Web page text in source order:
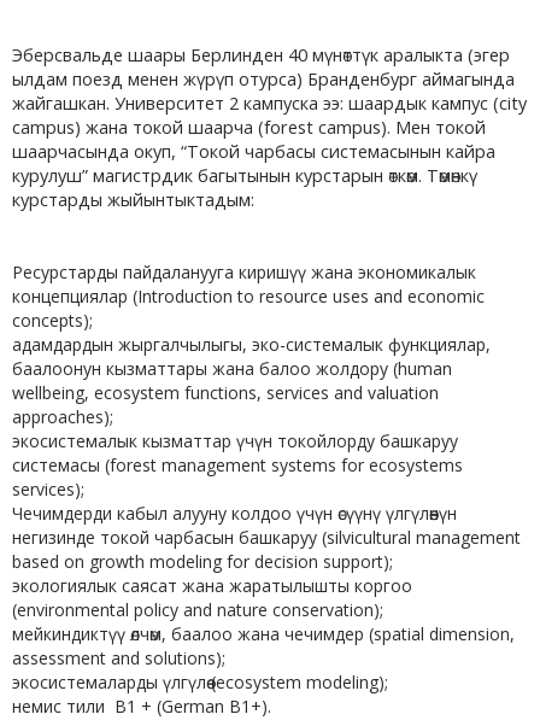
Эберсвальде шаары Берлинден 40 мүнөттүк аралыкта (эгер
ылдам поезд менен жүрүп отурса) Бранденбург аймагында
жайгашкан. Университет 2 кампуска ээ: шаардык кампус (city
campus) жана токой шаарча (forest campus). Мен токой
шаарчасында окуп, “Токой чарбасы системасынын кайра
курулуш” магистрдик багытынын курстарын өткөм. Төмөнкү
курстарды жыйынтыктадым:
Ресурстарды пайдаланууга киришүү жана экономикалык
концепциялар (Introduction to resource uses and economic
concepts);
адамдардын жыргалчылыгы, эко-системалык функциялар,
баалоонун кызматтары жана балоо жолдору (human
wellbeing, ecosystem functions, services and valuation
approaches);
экосистемалык кызматтар үчүн токойлорду башкаруу
системасы (forest management systems for ecosystems
services);
Чечимдерди кабыл алууну колдоо үчүн өсүүнү үлгүлөөнүн
негизинде токой чарбасын башкаруу (silvicultural management
based on growth modeling for decision support);
экологиялык саясат жана жаратылышты коргоо
(environmental policy and nature conservation);
мейкиндиктүү өлчөм, баалоо жана чечимдер (spatial dimension,
assessment and solutions);
экосистемаларды үлгүлөө (ecosystem modeling);
немис тили B1 + (German B1+).